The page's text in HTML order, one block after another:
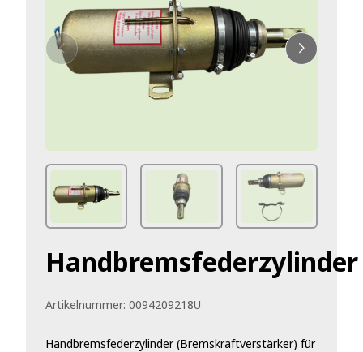
Handbremsfederzylinder
Artikelnummer: 0094209218U
Handbremsfederzylinder (Bremskraftverstärker) für